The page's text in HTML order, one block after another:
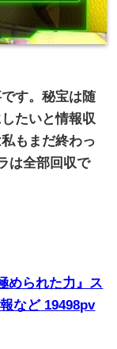
す。秘宝は随
たいと情報収
もまだ終わっ
は全部回収で
められた力』ス
など19498pv